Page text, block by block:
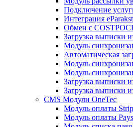
Подключение
Интеграция
Обмен с
Загрузка выписки
Модуль
Автоматическая
Модуль
Модуль
Загрузка выписки
Загрузка выписки
CMS Модули OneTec
Модуль оплаты
Модуль оплаты